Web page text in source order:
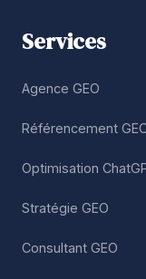
Services
Agence GEO
Référencement
Optimisation
Stratégie GEO
Consultant GEO